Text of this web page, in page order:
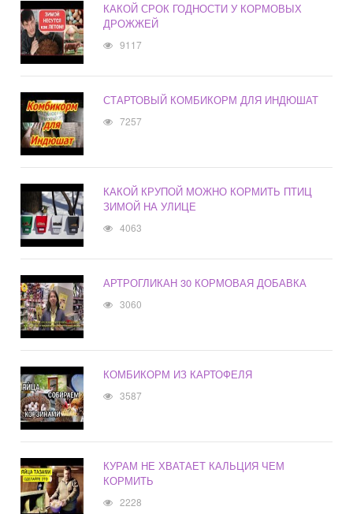
КАКОЙ СРОК ГОДНОСТИ У КОРМОВЫХ
ДРОЖЖЕЙ
9117
СТАРТОВЫЙ КОМБИКОРМ ДЛЯ ИНДЮШАТ
7257
КАКОЙ КРУПОЙ МОЖНО КОРМИТЬ ПТИЦ
ЗИМОЙ НА УЛИЦЕ
4063
АРТРОГЛИКАН 30 КОРМОВАЯ ДОБАВКА
3060
КОМБИКОРМ ИЗ КАРТОФЕЛЯ
3587
КУРАМ НЕ ХВАТАЕТ КАЛЬЦИЯ ЧЕМ
КОРМИТЬ
2228